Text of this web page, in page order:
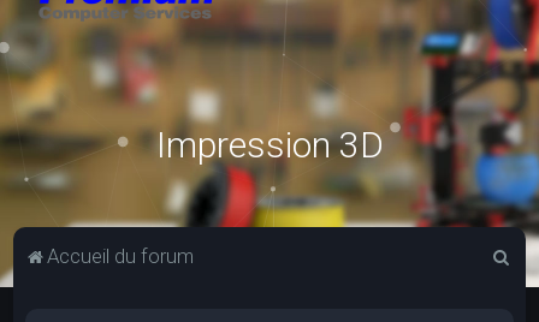
Impression 3D
Accueil du forum